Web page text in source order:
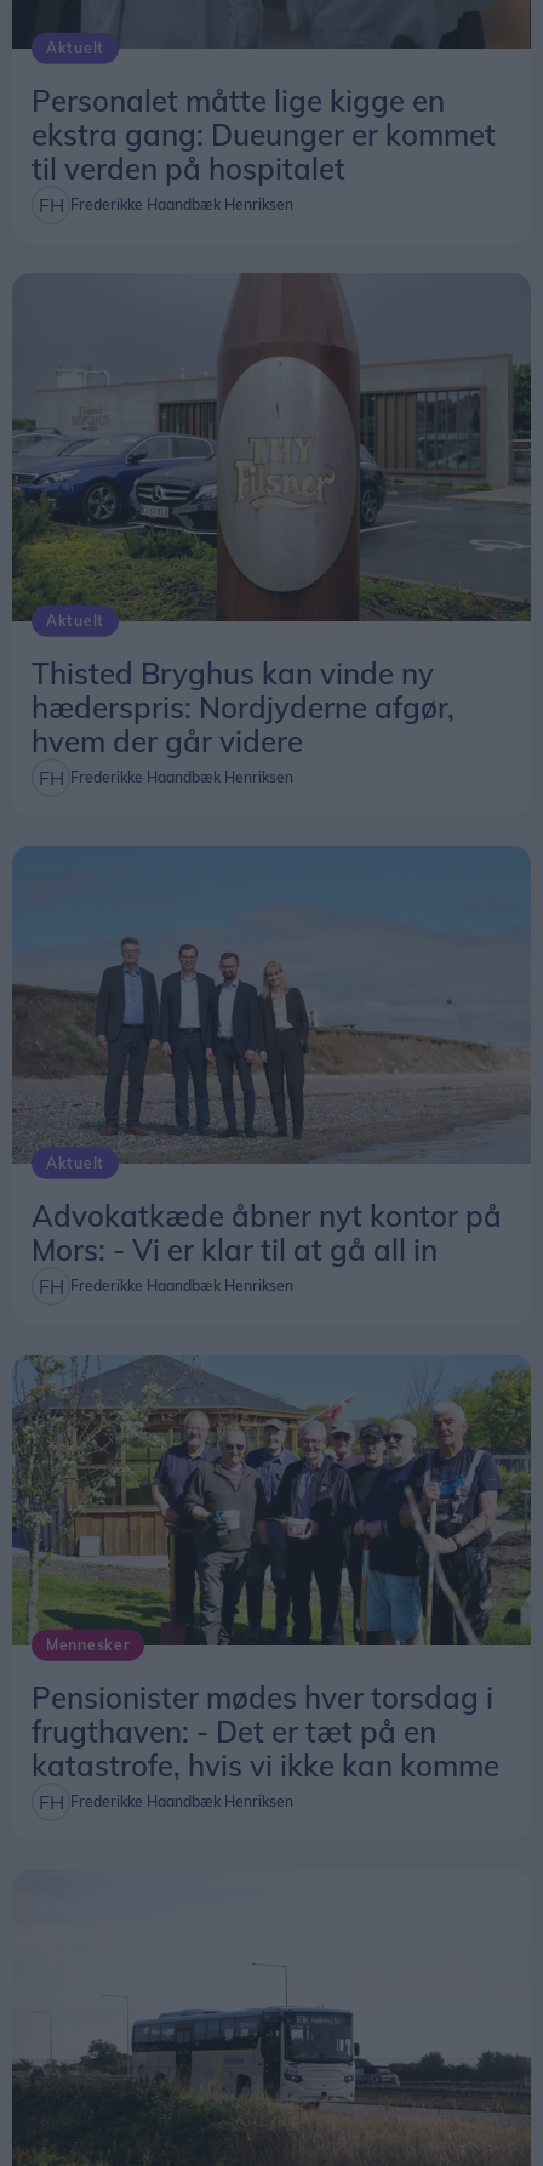
Aktuelt
Personalet måtte lige kigge en
ekstra gang: Dueunger er kommet
til verden på hospitalet
Frederikke Haandbæk Henriksen
Aktuelt
Thisted Bryghus kan vinde ny
hæderspris: Nordjyderne afgør,
hvem der går videre
Frederikke Haandbæk Henriksen
Aktuelt
Advokatkæde åbner nyt kontor på
Mors: - Vi er klar til at gå all in
Frederikke Haandbæk Henriksen
Mennesker
Pensionister mødes hver torsdag i
frugthaven: - Det er tæt på en
katastrofe, hvis vi ikke kan komme
Frederikke Haandbæk Henriksen